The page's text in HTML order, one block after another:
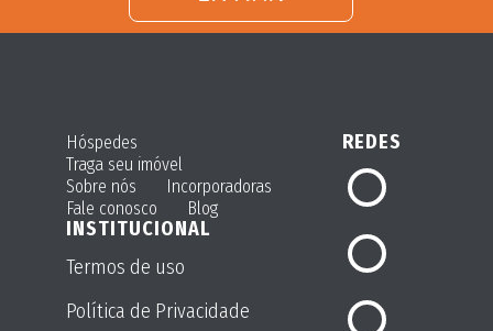
Hóspedes
Traga seu imóvel
Sobre nós
Incorporadoras
Fale conosco
Blog
INSTITUCIONAL
Termos de uso
Política de Privacidade
REDES